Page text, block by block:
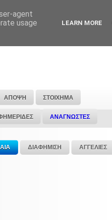
ΑΠΟΨΗ ΣΤΟΙΧΗΜΑ
ΑΝΑΓΝΩΣΤΕΣ
ΔΙΑΦΗΜΙΣΗ ΑΓΓΕΛΙΕΣ
agent
usage
LEARN MORE